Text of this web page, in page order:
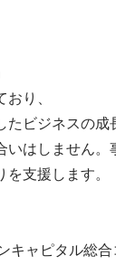
り、
ビジネスの成
いはしません
支援します。
キャピタル総